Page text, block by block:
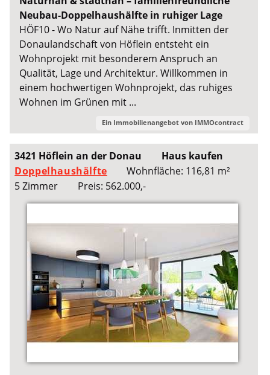
Neubau-Doppelhaushälfte in ruhiger Lage
HÖF10 - Wo Natur auf Nähe trifft. Inmitten der
Donaulandschaft von Höflein entsteht ein
Wohnprojekt mit besonderem Anspruch an
Qualität, Lage und Architektur. Willkommen in
einem hochwertigen Wohnprojekt, das ruhiges
Wohnen im Grünen mit ...
Ein Immobilienangebot von IMMOcontract
3421 Höflein an der Donau
Haus kaufen
Doppelhaushälfte
Wohnfläche: 116,81 m²
5 Zimmer
Preis: 562.000,-